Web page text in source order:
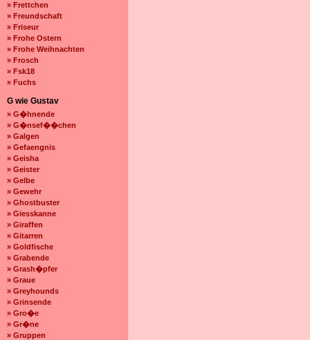
» Frettchen
» Freundschaft
» Friseur
» Frohe Ostern
» Frohe Weihnachten
» Frosch
» Fsk18
» Fuchs
G wie Gustav
» G�hnende
» G�nsef��chen
» Galgen
» Gefaengnis
» Geisha
» Geister
» Gelbe
» Gewehr
» Ghostbuster
» Giesskanne
» Giraffen
» Gitarren
» Goldfische
» Grabende
» Grash�pfer
» Graue
» Greyhounds
» Grinsende
» Gro�e
» Gr�ne
» Gruppen